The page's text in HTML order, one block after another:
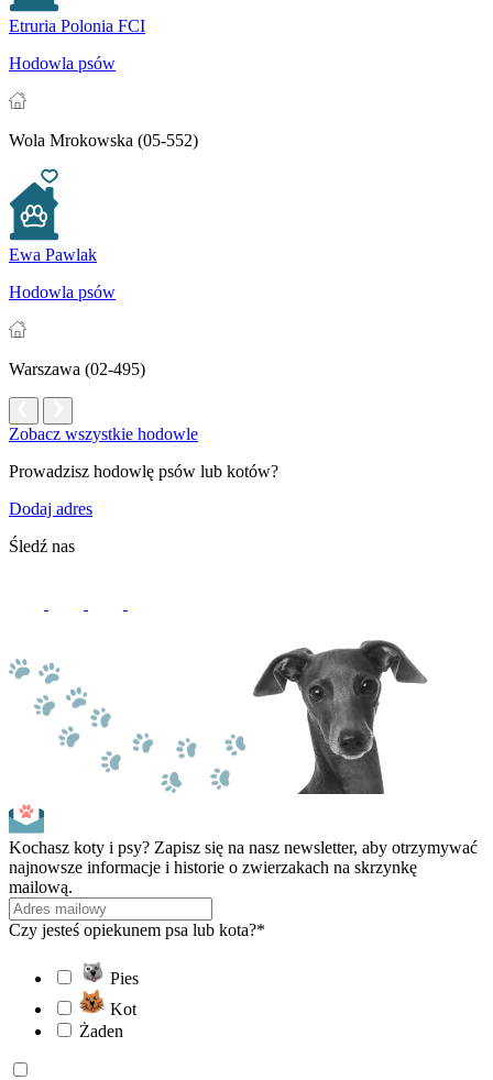
Etruria Polonia FCI
Hodowla psów
Wola Mrokowska (05-552)
Ewa Pawlak
Hodowla psów
Warszawa (02-495)
Zobacz wszystkie hodowle
Prowadzisz hodowlę psów lub kotów?
Dodaj adres
Śledź nas
Kochasz koty i psy? Zapisz się na nasz newsletter, aby otrzymywać
najnowsze informacje i historie o zwierzakach na skrzynkę
mailową.
Czy jesteś opiekunem psa lub kota?*
Pies
Kot
Żaden